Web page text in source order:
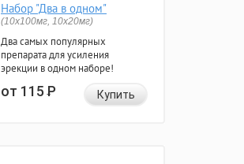
Набор "Два в одном"
(10x100мг, 10x20мг)
Два самых популярных
препарата для усиления
эрекции в одном наборе!
от 115Р Купить